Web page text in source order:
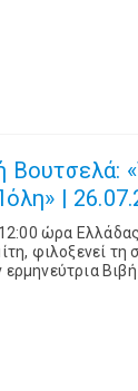
Βουτσελά:
|
12:00 ώρα
φιλοξενεί τη